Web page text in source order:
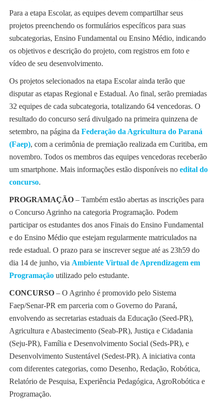
Para a etapa Escolar, as equipes devem compartilhar seus
projetos preenchendo os formulários específicos para suas
subcategorias, Ensino Fundamental ou Ensino Médio, indicando
os objetivos e descrição do projeto, com registros em foto e
vídeo de seu desenvolvimento.
Os projetos selecionados na etapa Escolar ainda terão que
disputar as etapas Regional e Estadual. Ao final, serão premiadas
32 equipes de cada subcategoria, totalizando 64 vencedoras. O
resultado do concurso será divulgado na primeira quinzena de
setembro, na página da Federação da Agricultura do Paraná
(Faep), com a cerimônia de premiação realizada em Curitiba, em
novembro. Todos os membros das equipes vencedoras receberão
um smartphone. Mais informações estão disponíveis no edital do
concurso.
PROGRAMAÇÃO– Também estão abertas as inscrições para
o Concurso Agrinho na categoria Programação. Podem
participar os estudantes dos anos Finais do Ensino Fundamental
e do Ensino Médio que estejam regularmente matriculados na
rede estadual. O prazo para se inscrever segue até as 23h59 do
dia 14 de junho, via Ambiente Virtual de Aprendizagem em
Programaçãoutilizado pelo estudante.
CONCURSO– O Agrinho é promovido pelo Sistema
Faep/Senar-PR em parceria com o Governo do Paraná,
envolvendo as secretarias estaduais da Educação (Seed-PR),
Agricultura e Abastecimento (Seab-PR), Justiça e Cidadania
(Seju-PR), Família e Desenvolvimento Social (Seds-PR), e
Desenvolvimento Sustentável (Sedest-PR). A iniciativa conta
com diferentes categorias, como Desenho, Redação, Robótica,
Relatório de Pesquisa, Experiência Pedagógica, AgroRobótica e
Programação.